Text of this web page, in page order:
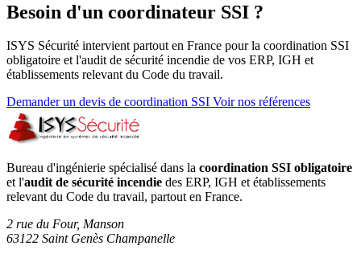
Besoin d'un coordinateur SSI ?
ISYS Sécurité intervient partout en France pour la coordination SSI
obligatoire et l'audit de sécurité incendie de vos ERP, IGH et
établissements relevant du Code du travail.
Demander un devis de coordination SSI Voir nos références
Bureau d'ingénierie spécialisé dans la coordination SSI obligatoire
et l'audit de sécurité incendie des ERP, IGH et établissements
relevant du Code du travail, partout en France.
2 rue du Four, Manson
63122 Saint Genès Champanelle